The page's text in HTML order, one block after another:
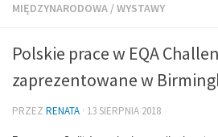
MIĘDZYNARODOWA /WYSTAWY
Polskie prace w EQA
zaprezentowane w
PRZEZ RENATA · 13 SIERPNIA 2018